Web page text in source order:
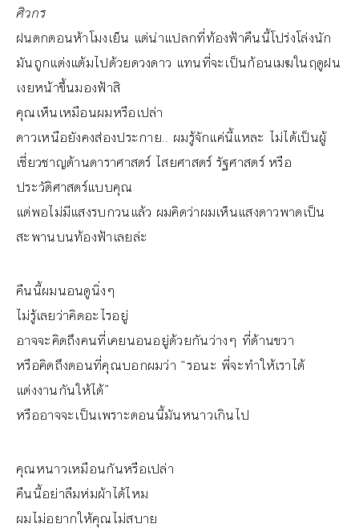
ศิวกร
ฝนตกตอนห้าโมงเย็น แต่น่าแปลกที่ท้องฟ้าคืนนี้โปร่งโล่งนัก
มันถูกแต่งแต้มไปด้วยดวงดาว แทนที่จะเป็นก้อนเมฆในฤดูฝน
เงยหน้าขึ้นมองฟ้าสิ
คุณเห็นเหมือนผมหรือเปล่า
ดาวเหนือยังคงส่องประกาย.. ผมรู้จักแค่นี้แหละ ไม่ได้เป็นผู้
เชี่ยวชาญด้านดาราศาสตร์ ไสยศาสตร์ รัฐศาสตร์ หรือ
ประวัติศาสตร์แบบคุณ
แต่พอไม่มีแสงรบกวนแล้ว ผมคิดว่าผมเห็นแสงดาวพาดเป็น
สะพานบนท้องฟ้าเลยล่ะ
คืนนี้ผมนอนดูนิ่งๆ
ไม่รู้เลยว่าคิดอะไรอยู่
อาจจะคิดถึงคนที่เคยนอนอยู่ด้วยกันว่างๆ ที่ด้านขวา
หรือคิดถึงตอนที่คุณบอกผมว่า “รอนะ พี่จะทำให้เราได้
แต่งงานกันให้ได้”
หรืออาจจะเป็นเพราะตอนนี้มันหนาวเกินไป
คุณหนาวเหมือนกันหรือเปล่า
คืนนี้อย่าลืมห่มผ้าได้ไหม
ผมไม่อยากให้คุณไม่สบาย